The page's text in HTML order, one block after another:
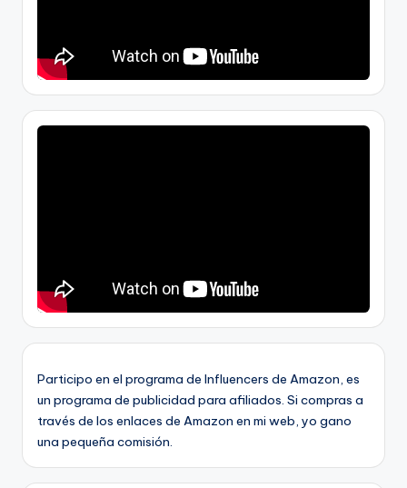
Participo en el programa de Influencers de Amazon, es
un programa de publicidad para afiliados. Si compras a
través de los enlaces de Amazon en mi web, yo gano
una pequeña comisión.